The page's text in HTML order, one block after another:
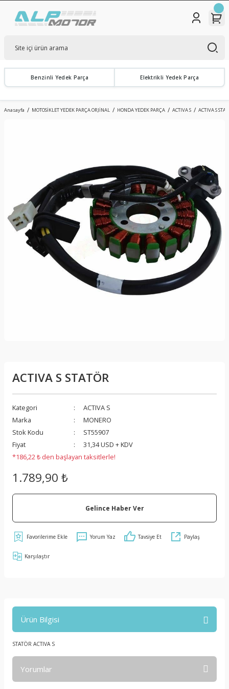
Benzinli Yedek Parça Elektrikli Yedek Parça
Anasayfa MOTOSİKLET YEDEK PARÇA ORJİNAL HONDA YEDEK PARÇA ACTIVA S ACTIVA S
ACTIVA S STATÖR
Kategori
ACTIVA S
Marka
MONERO
Stok Kodu
ST55907
Fiyat
31,34 USD + KDV
*186,22 ₺ den başlayan taksitlerle!
1.789,90 ₺
Gelince Haber Ver
Yorum Yaz Tavsiye Et Paylaş
Karşılaştır
Ürün Bilgisi
STATÖR ACTIVA S
Yorumlar